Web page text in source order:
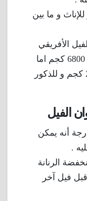
2.4 متر للإناث و ما بين
الأفريقي
3600 كجم و الذكور حتى 6800 كجم اما
إناث الفيل الأسيوى 2720 كجم و للذكور
الفيل
أنه يمكن
.
الرنانة
فيل آخر